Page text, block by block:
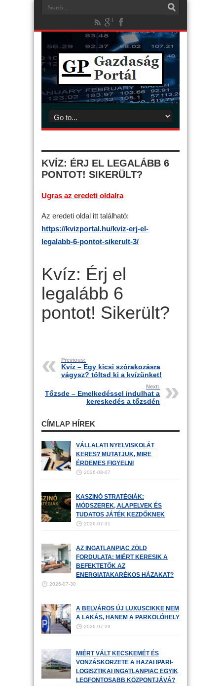
KVÍZ: ÉRJ EL LEGALÁBB 6
PONTOT! SIKERÜLT?
Ugras az eredeti oldalra
Az eredeti oldal itt található:
https://kvizportal.hu/kviz-erj-el-
legalabb-6-pontot-sikerult-3/
Kvíz: Érj el
legalább 6
pontot! Sikerült?
Previous:
Kvíz – Egy kicsi szórakozásra
vágysz? töltsd ki a kvízünket!
Next:
Tőzsde – Emelkedéssel indulhat a
kereskedés a tőzsdén
CÍMLAP HÍREK
VÁLLALATI NYELVISKOLÁT
KERES? MUTATJUK, MIRE
ÉRDEMES FIGYELNI
2026-08-07
KASZINÓ STRATÉGIÁK:
MÓDSZEREK, ALAPELVEK ÉS
TUDATOS JÁTÉK KEZDŐKNEK
2026-07-31
AZ INGATLANPIAC ZÖLD
FORDULATA: MIÉRT KERESIK A
BEFEKTETŐK AZ
ENERGIATAKARÉKOS HÁZAKAT?
2026-07-30
A BELVÁROS ÚJ LUXUSCIKKE NEM
A LAKÁS, HANEM A PARKOLÓHELY
2026-07-29
MIÉRT VÁLT KECSKEMÉT ÉS
VONZÁSKÖRZETE A HAZAI IPARI-
LOGISZTIKAI INGATLANPIAC EGYIK
LEGFONTOSABB KÖZPONTJÁVÁ?